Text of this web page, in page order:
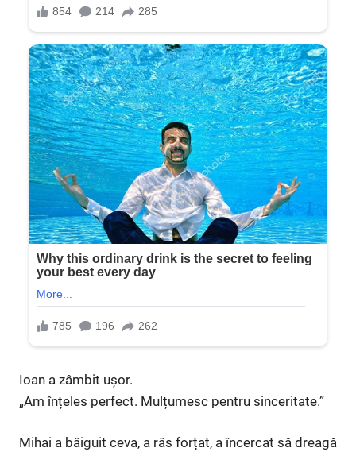
Ioan a zâmbit ușor.
„Am înțeles perfect. Mulțumesc pentru sinceritate.”
Mihai a bâiguit ceva, a râs forțat, a încercat să dreagă